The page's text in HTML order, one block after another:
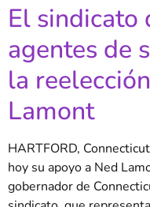
El sindicato
agentes de
la
Lamont
HARTFORD,
hoy su apoyo a Ned
gobernador de